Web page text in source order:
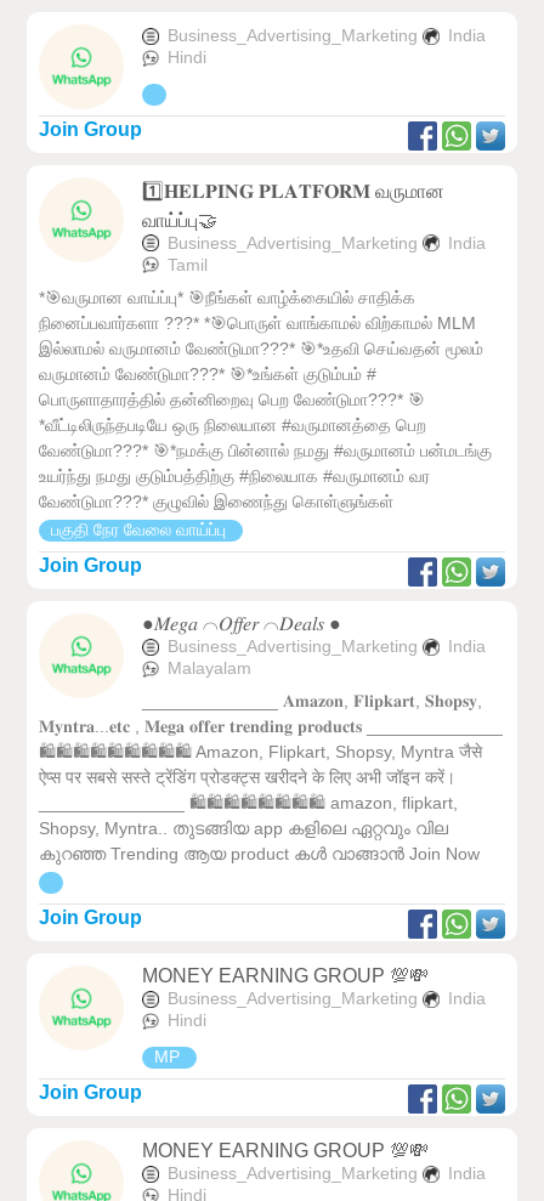
Business_Advertising_Marketing
India
Hindi
Join Group
1️⃣𝐇𝐄𝐋𝐏𝐈𝐍𝐆 𝐏𝐋𝐀𝐓𝐅𝐎𝐑𝐌 வருமான
வாய்ப்பு🤝
Business_Advertising_Marketing
India
Tamil
*🎯வருமான வாய்ப்பு* 🎯நீங்கள் வாழ்க்கையில் சாதிக்க
நினைப்பவார்களா ???* *🎯பொருள் வாங்காமல் விற்காமல் MLM
இல்லாமல் வருமானம் வேண்டுமா???* 🎯*உதவி செய்வதன் மூலம்
வருமானம் வேண்டுமா???* 🎯*உங்கள் குடும்பம் #
பொருளாதாரத்தில் தன்னிறைவு பெற வேண்டுமா???* 🎯
*வீட்டிலிருந்தபடியே ஒரு நிலையான #வருமானத்தை பெற
வேண்டுமா???* 🎯*நமக்கு பின்னால் நமது #வருமானம் பன்மடங்கு
உயர்ந்து நமது குடும்பத்திற்கு #நிலையாக #வருமானம் வர
வேண்டுமா???* குழுவில் இணைந்து கொள்ளுங்கள்
பகுதி நேர வேலை வாய்ப்பு
Join Group
●𝑀𝑒𝑔𝑎 ⌒𝑂𝑓𝑓𝑒𝑟 ⌒𝐷𝑒𝑎𝑙𝑠 ●
Business_Advertising_Marketing
India
Malayalam
______________ 𝐀𝐦𝐚𝐳𝐨𝐧, 𝐅𝐥𝐢𝐩𝐤𝐚𝐫𝐭, 𝐒𝐡𝐨𝐩𝐬𝐲,
𝐌𝐲𝐧𝐭𝐫𝐚...𝐞𝐭𝐜 , 𝐌𝐞𝐠𝐚 𝐨𝐟𝐟𝐞𝐫 𝐭𝐫𝐞𝐧𝐝𝐢𝐧𝐠 𝐩𝐫𝐨𝐝𝐮𝐜𝐭𝐬 ______________
🛍️🛍️🛍️🛍️🛍️🛍️🛍️🛍️🛍️ Amazon, Flipkart, Shopsy, Myntra जैसे
ऐप्स पर सबसे सस्ते ट्रेंडिंग प्रोडक्ट्स खरीदने के लिए अभी जॉइन करें।
_______________ 🛍️🛍️🛍️🛍️🛍️🛍️🛍️🛍️ amazon, flipkart,
Shopsy, Myntra.. തുടങ്ങിയ app കളിലെ ഏറ്റവും വില
കുറഞ്ഞ Trending ആയ product കൾ വാങ്ങാൻ Join Now
Join Group
MONEY EARNING GROUP 💯💸
Business_Advertising_Marketing
India
Hindi
MP
Join Group
MONEY EARNING GROUP 💯💸
Business_Advertising_Marketing
India
Hindi